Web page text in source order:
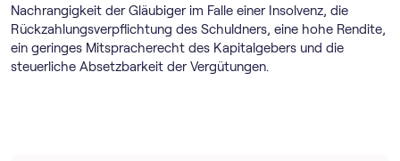
Nachrangigkeit der Gläubiger im Falle einer Insolvenz, die
Rückzahlungsverpflichtung des Schuldners, eine hohe Rendite,
ein geringes Mitspracherecht des Kapitalgebers und die
steuerliche Absetzbarkeit der Vergütungen.